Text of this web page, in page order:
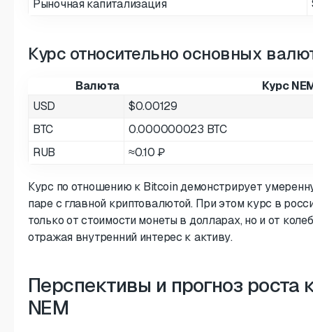
Рыночная капитализация
Курс относительно основных
Валюта
Курс
USD
$0.00129
BTC
0.000000023 BTC
RUB
≈0.10 ₽
Курс по отношению к Bitcoin демонстрирует
паре с главной криптовалютой. При этом курс в
только от стоимости монеты в долларах, но и от
отражая внутренний интерес к активу.
Перспективы и прогноз роста
NEM